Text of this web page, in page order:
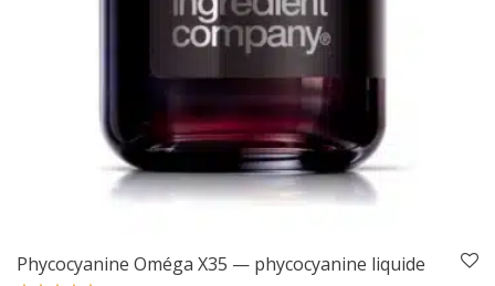
Phycocyanine Oméga X35 — phycocyanine liquide